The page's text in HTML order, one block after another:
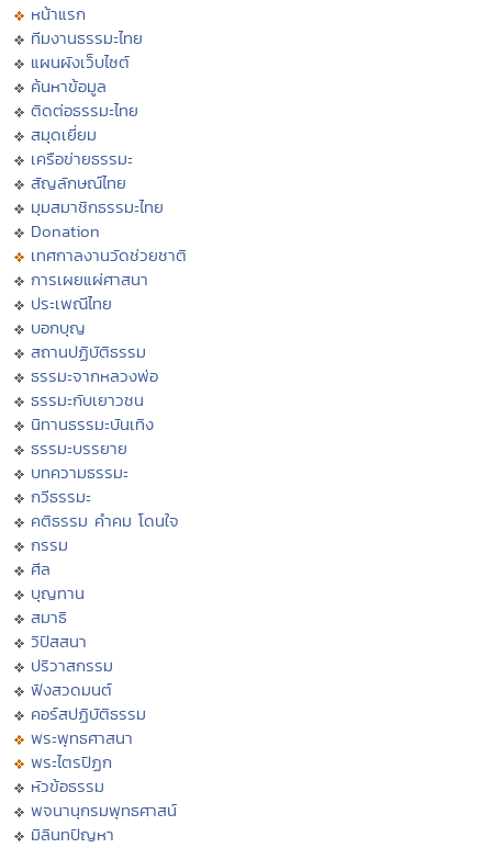
หน้าแรก
ทีมงานธรรมะไทย
แผนผังเว็บไซต์
ค้นหาข้อมูล
ติดต่อธรรมะไทย
สมุดเยี่ยม
เครือข่ายธรรมะ
สัญลักษณ์ไทย
มุมสมาชิกธรรมะไทย
Donation
เทศกาลงานวัดช่วยชาติ
การเผยแผ่ศาสนา
ประเพณีไทย
บอกบุญ
สถานปฏิบัติธรรม
ธรรมะจากหลวงพ่อ
ธรรมะกับเยาวชน
นิทานธรรมะบันเทิง
ธรรมะบรรยาย
บทความธรรมะ
กวีธรรมะ
คติธรรม คำคม โดนใจ
กรรม
ศีล
บุญทาน
สมาธิ
วิปัสสนา
ปริวาสกรรม
ฟังสวดมนต์
คอร์สปฏิบัติธรรม
พระพุทธศาสนา
พระไตรปิฏก
หัวข้อธรรม
พจนานุกรมพุทธศาสน์
มิลินทปัญหา